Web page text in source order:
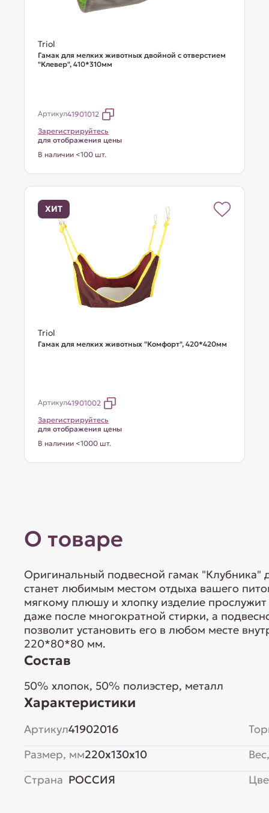
Triol
Гамак для мелких животных двойной с отверстием
"Клевер", 410*310мм
Артикул41901012
Зарегистрируйтесь
для отображения цены
В наличии <100 шт.
ХИТ
Triol
Гамак для мелких животных "Комфорт", 420*420мм
Артикул41901002
Зарегистрируйтесь
для отображения цены
В наличии <1000 шт.
О товаре
Оригинальный подвесной гамак "Клубника"
станет любимым местом отдыха вашего
мягкому плюшу и хлопку изделие
даже после многократной стирки, а
позволит установить его в любом месте
220*80*80 мм.
Состав
50% хлопок, 50% полиэстер, металл
Характеристики
Артикул41902016
Размер, мм220x130x10
Страна РОССИЯ